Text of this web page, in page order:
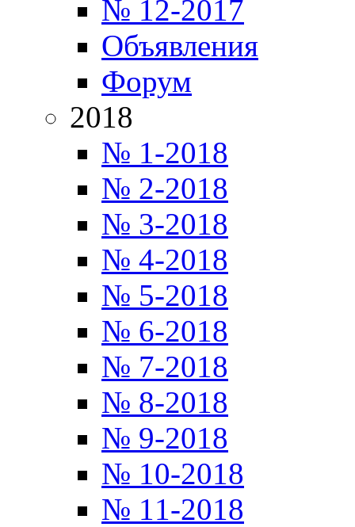
№ 12-2017
Объявления
Форум
2018
№ 1-2018
№ 2-2018
№ 3-2018
№ 4-2018
№ 5-2018
№ 6-2018
№ 7-2018
№ 8-2018
№ 9-2018
№ 10-2018
№ 11-2018